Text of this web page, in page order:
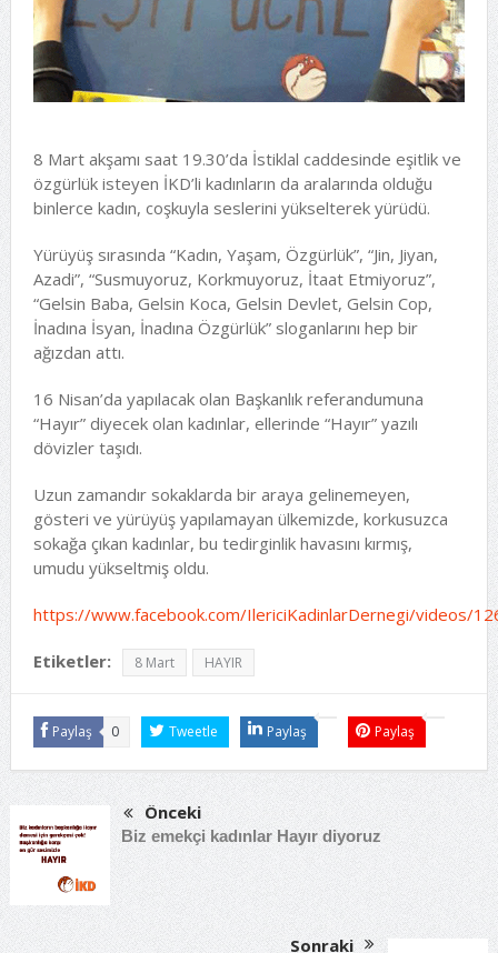
8 Mart akşamı saat 19.30’da İstiklal caddesinde eşitlik ve
özgürlük isteyen İKD’li kadınların da aralarında olduğu
binlerce kadın, coşkuyla seslerini yükselterek yürüdü.
Yürüyüş sırasında “Kadın, Yaşam, Özgürlük”, “Jin, Jiyan,
Azadi”, “Susmuyoruz, Korkmuyoruz, İtaat Etmiyoruz”,
“Gelsin Baba, Gelsin Koca, Gelsin Devlet, Gelsin Cop,
İnadına İsyan, İnadına Özgürlük” sloganlarını hep bir
ağızdan attı.
16 Nisan’da yapılacak olan Başkanlık referandumuna
“Hayır” diyecek olan kadınlar, ellerinde “Hayır” yazılı
dövizler taşıdı.
Uzun zamandır sokaklarda bir araya gelinemeyen,
gösteri ve yürüyüş yapılamayan ülkemizde, korkusuzca
sokağa çıkan kadınlar, bu tedirginlik havasını kırmış,
umudu yükseltmiş oldu.
https://www.facebook.com/IlericiKadinlarDernegi/videos/
Etiketler: 8 Mart HAYIR
Paylaş 0 Tweetle Paylaş Paylaş
Önceki
Biz emekçi kadınlar Hayır diyoruz
Sonraki